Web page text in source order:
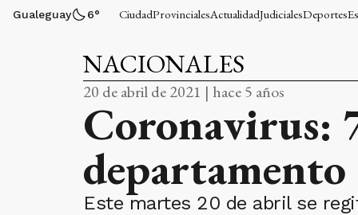
Gualeguay 6° CiudadProvincialesActualidadJudicialesDeportes
NACIONALES
20 de abril de 2021 | hace 5 años
Coronavirus:
departamento
Este martes 20 de abril se